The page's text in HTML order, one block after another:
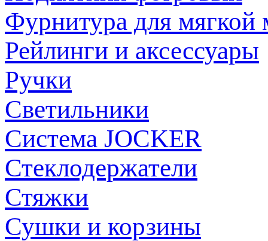
Фурнитура для мягкой
Рейлинги и аксессуары
Ручки
Светильники
Система JOCKER
Стеклодержатели
Стяжки
Сушки и корзины